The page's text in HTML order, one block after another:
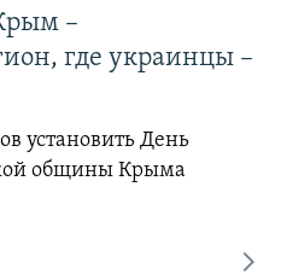
–
где украинцы –
установить День
общины Крыма